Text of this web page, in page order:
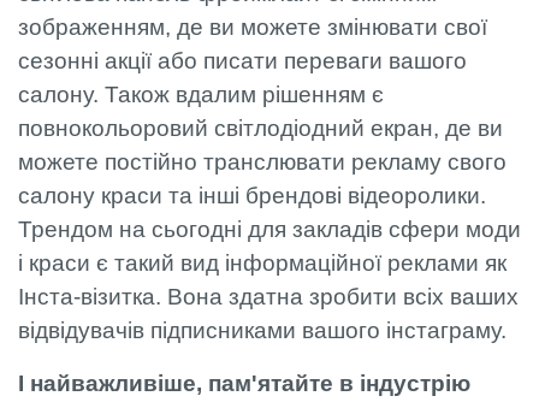
зображенням, де ви можете змінювати свої
сезонні акції або писати переваги вашого
салону. Також вдалим рішенням є
повнокольоровий світлодіодний екран, де ви
можете постійно транслювати рекламу свого
салону краси та інші брендові відеоролики.
Трендом на сьогодні для закладів сфери моди
і краси є такий вид інформаційної реклами як
Інста-візитка. Вона здатна зробити всіх ваших
відвідувачів підписниками вашого інстаграму.
І найважливіше, пам'ятайте в індустрію